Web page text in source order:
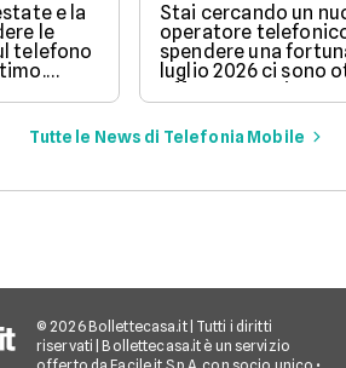
e la
le
telefono
2026
in 5G
e
Stai cercando un
operatore
spendere una
luglio 2026 ci sono
offerte sotto i 10
mese che includono
tantissimi Giga e la
connessione 5G.
Tutte le News di Telefonia Mobile
© 2026 Bollettecasa.it | Tutti i diritti
riservati | Bollettecasa.it è un servizio